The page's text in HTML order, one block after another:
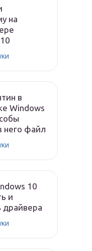
на
в
Windows
него файл
10
и
драйвера